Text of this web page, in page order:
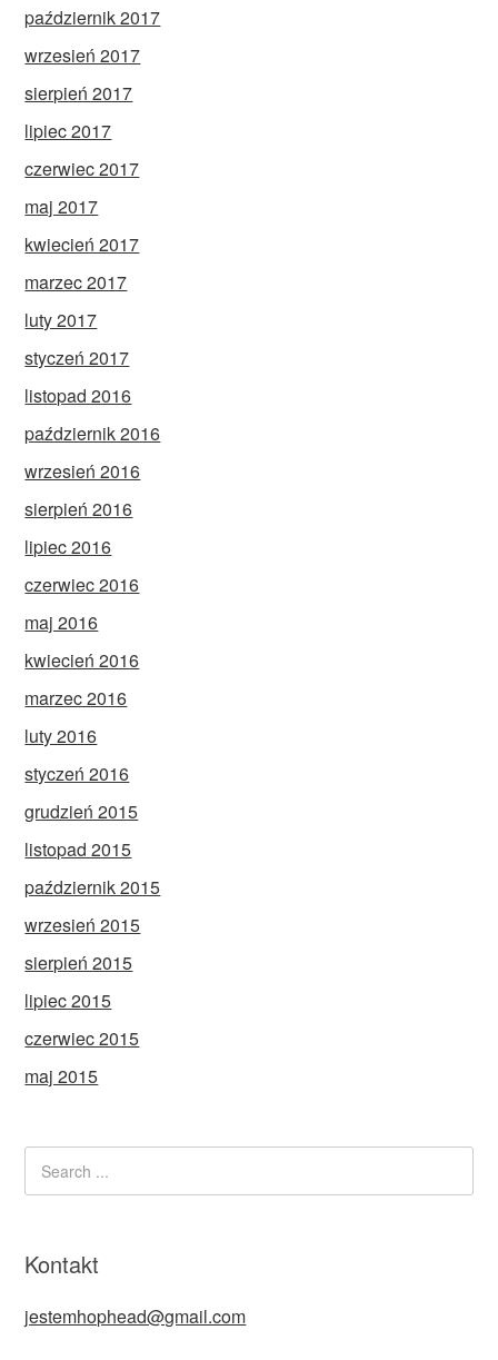
październik 2017
wrzesień 2017
sierpień 2017
lipiec 2017
czerwiec 2017
maj 2017
kwiecień 2017
marzec 2017
luty 2017
styczeń 2017
listopad 2016
październik 2016
wrzesień 2016
sierpień 2016
lipiec 2016
czerwiec 2016
maj 2016
kwiecień 2016
marzec 2016
luty 2016
styczeń 2016
grudzień 2015
listopad 2015
październik 2015
wrzesień 2015
sierpień 2015
lipiec 2015
czerwiec 2015
maj 2015
Kontakt
jestemhophead@gmail.com